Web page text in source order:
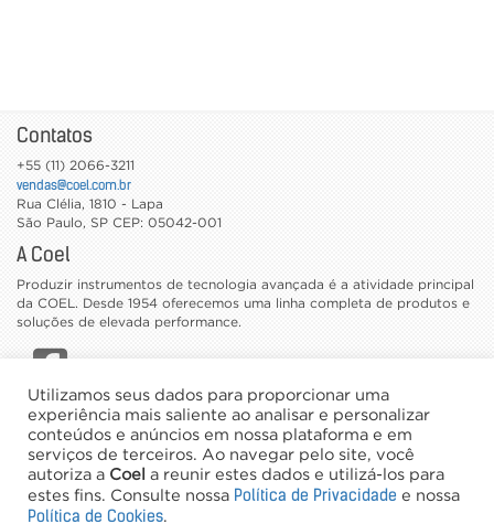
Contatos
+55 (11) 2066-3211
vendas@coel.com.br
Rua Clélia, 1810 - Lapa
São Paulo, SP CEP: 05042-001
A Coel
Produzir instrumentos de tecnologia avançada é a atividade principal
da COEL. Desde 1954 oferecemos uma linha completa de produtos e
soluções de elevada performance.
CATÁLOGOS
TRABALHE CONOSCO
NEWSLETTER
©2026 Coel - Todos os direitos reservados
Utilizamos seus dados para proporcionar uma
experiência mais saliente ao analisar e personalizar
conteúdos e anúncios em nossa plataforma e em
serviços de terceiros. Ao navegar pelo site, você
autoriza a Coel
a reunir estes dados e utilizá-los para
estes fins. Consulte nossa Política de Privacidade e nossa
Política de Cookies.